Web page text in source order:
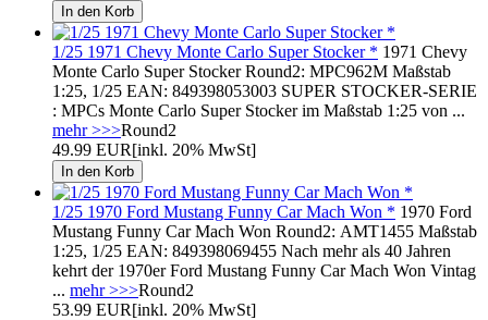
1/25 1971 Chevy Monte Carlo Super Stocker * 1971 Chevy
Monte Carlo Super Stocker Round2: MPC962M Maßstab
1:25, 1/25 EAN: 849398053003 SUPER STOCKER-SERIE
: MPCs Monte Carlo Super Stocker im Maßstab 1:25 von ...
mehr >>>Round2
49.99 EUR[inkl. 20% MwSt]
1/25 1970 Ford Mustang Funny Car Mach Won * 1970 Ford
Mustang Funny Car Mach Won Round2: AMT1455 Maßstab
1:25, 1/25 EAN: 849398069455 Nach mehr als 40 Jahren
kehrt der 1970er Ford Mustang Funny Car Mach Won Vintag
... mehr >>>Round2
53.99 EUR[inkl. 20% MwSt]